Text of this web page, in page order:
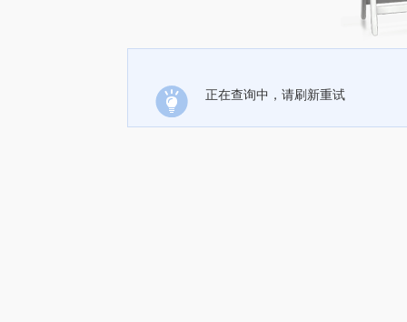
正在查询中，请刷新重试